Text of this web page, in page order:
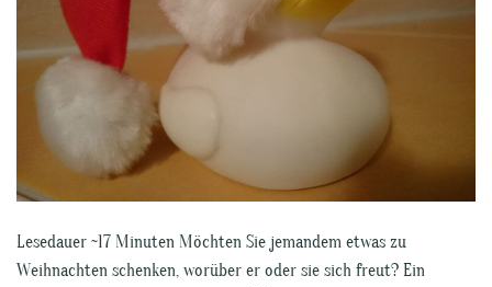
Lesedauer ~17 Minuten Möchten Sie jemandem etwas zu
Weihnachten schenken, worüber er oder sie sich freut? Ein